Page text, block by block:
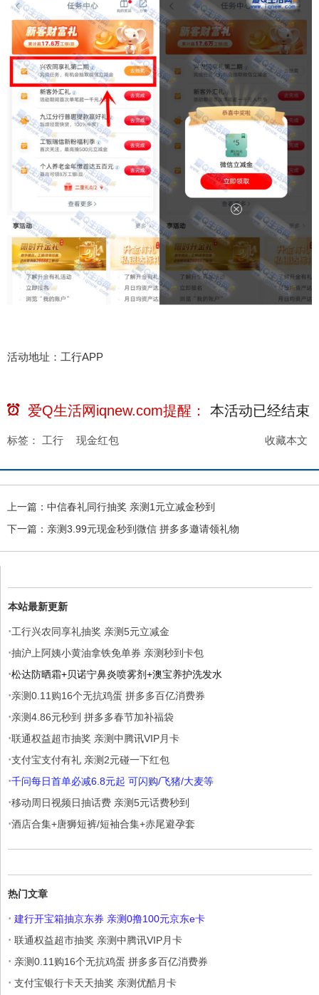
活动地址：工行APP
爱Q生活网iqnew.com提醒： 本活动已经结束
收藏本文
标签： 工行 现金红包
上一篇： 中信春礼同行抽奖 亲测1元立减金秒到
下一篇： 亲测3.99元现金秒到微信 拼多多邀请领礼物
本站最新更新
·工行兴农同享礼抽奖 亲测5元立减金
·抽沪上阿姨小黄油拿铁免单券 亲测秒到卡包
·松达防晒霜+贝诺宁鼻炎喷雾剂+澳宝养护洗发水
·亲测0.11购16个无抗鸡蛋 拼多多百亿消费券
·亲测4.86元秒到 拼多多春节加补福袋
·联通权益超市抽奖 亲测中腾讯VIP月卡
·支付宝支付有礼 亲测2元碰一下红包
·千问每日首单必减6.8元起 可闪购/飞猪/大麦等
·移动周日视频日抽话费 亲测5元话费秒到
·酒店合集+唐狮短裤/短袖合集+赤尾避孕套
热门文章
· 建行开宝箱抽京东券 亲测0撸100元京东e卡
· 联通权益超市抽奖 亲测中腾讯VIP月卡
· 亲测0.11购16个无抗鸡蛋 拼多多百亿消费券
· 支付宝银行卡天天抽奖 亲测优酷月卡